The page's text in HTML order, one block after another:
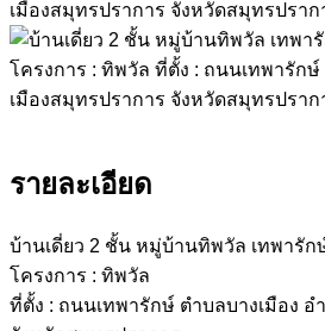
รายละเอียด
บ้านเดี่ยว 2 ชั้น หมู่บ้านทิพวัล เทพารัก
โครงการ : ทิพวัล
ที่ตั้ง : ถนนเทพารักษ์ ตำบลบางเมือง อ